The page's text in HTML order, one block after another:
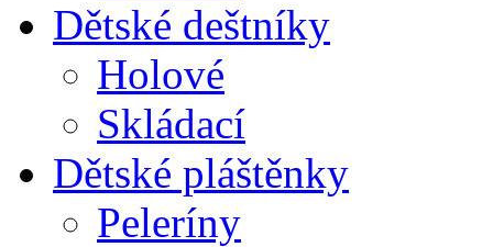
Dětské deštníky
Holové
Skládací
Dětské pláštěnky
Peleríny